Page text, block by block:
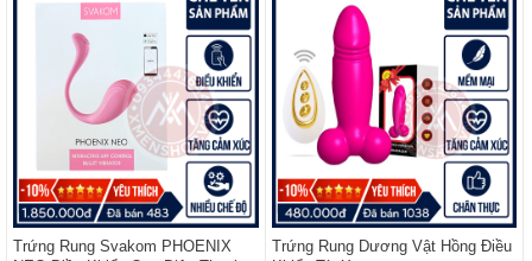
Trứng Rung Svakom PHOENIX
Trứng Rung Dương Vật Hồng Điều